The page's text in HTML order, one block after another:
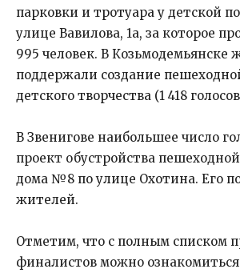
парковки и тротуара у детской
улице Вавилова, 1а, за которое
995 человек. В Козьмодемьянске
поддержали создание
детского творчества (1 418
В Звенигове наибольшее число
проект обустройства
дома №8 по улице Охотина. Его
жителей.
Отметим, что с полным списком
финалистов можно ознакомиться